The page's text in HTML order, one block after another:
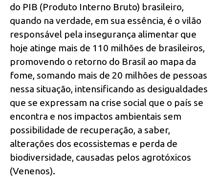
do PIB (Produto Interno Bruto) brasileiro,
quando na verdade, em sua essência, é o vilão
responsável pela insegurança alimentar que
hoje atinge mais de 110 milhões de brasileiros,
promovendo o retorno do Brasil ao mapa da
fome, somando mais de 20 milhões de pessoas
nessa situação, intensificando as desigualdades
que se expressam na crise social que o país se
encontra e nos impactos ambientais sem
possibilidade de recuperação, a saber,
alterações dos ecossistemas e perda de
biodiversidade, causadas pelos agrotóxicos
(Venenos).